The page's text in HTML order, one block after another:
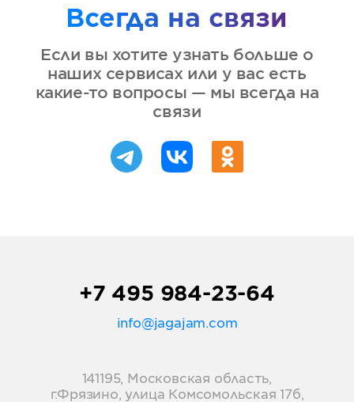
Всегда на связи
Если вы хотите узнать больше о
наших сервисах или у вас есть
какие-то вопросы — мы всегда на
связи
+7 495 984-23-64
info@jagajam.com
141195, Московская область,
г.Фрязино, улица Комсомольская 17б,